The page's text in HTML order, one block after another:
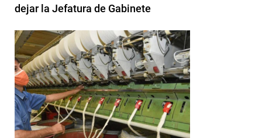
dejar la Jefatura de Gabinete